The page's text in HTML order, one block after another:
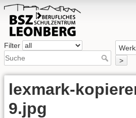
Filter
>
lexmark-
9.jpg